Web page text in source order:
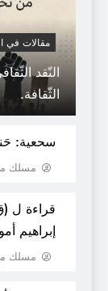
مقالات في
النّقد
الثّقافة.
سحعية:
مسلك
قراءة ل
إبراهيم
مسلك
تصاميم